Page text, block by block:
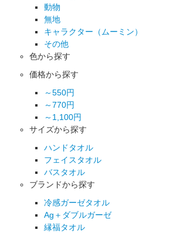
動物
無地
キャラクター（ムーミン）
その他
色から探す
価格から探す
～550円
～770円
～1,100円
サイズから探す
ハンドタオル
フェイスタオル
バスタオル
ブランドから探す
冷感ガーゼタオル
Ag＋ダブルガーゼ
縁福タオル